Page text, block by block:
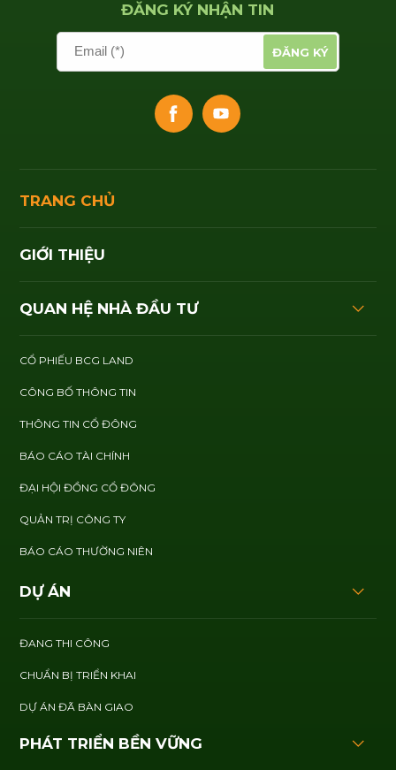
ĐĂNG KÝ NHẬN TIN
Email (*) ĐĂNG KÝ
TRANG CHỦ
GIỚI THIỆU
QUAN HỆ NHÀ ĐẦU TƯ
CỔ PHIẾU BCG LAND
CÔNG BỐ THÔNG TIN
THÔNG TIN CỔ ĐÔNG
BÁO CÁO TÀI CHÍNH
ĐẠI HỘI ĐỒNG CỔ ĐÔNG
QUẢN TRỊ CÔNG TY
BÁO CÁO THƯỜNG NIÊN
DỰ ÁN
ĐANG THI CÔNG
CHUẨN BỊ TRIỂN KHAI
DỰ ÁN ĐÃ BÀN GIAO
PHÁT TRIỂN BỀN VỮNG